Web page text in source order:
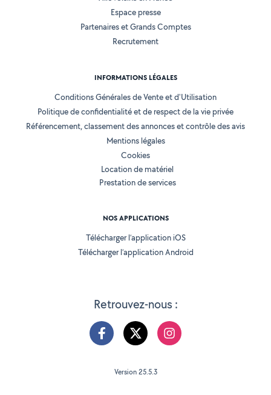
Retrouvez-nous :
Espace presse
Partenaires et Grands Comptes
Recrutement
INFORMATIONS LÉGALES
Conditions Générales de Vente et d'Utilisation
Politique de confidentialité et de respect de la vie privée
Référencement, classement des annonces et contrôle des avis
Mentions légales
Cookies
Location de matériel
Prestation de services
NOS APPLICATIONS
Télécharger l’application iOS
Télécharger l’application Android
Version 25.5.3